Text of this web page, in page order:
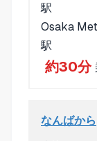
駅
Osaka
駅
約30分
なんばから